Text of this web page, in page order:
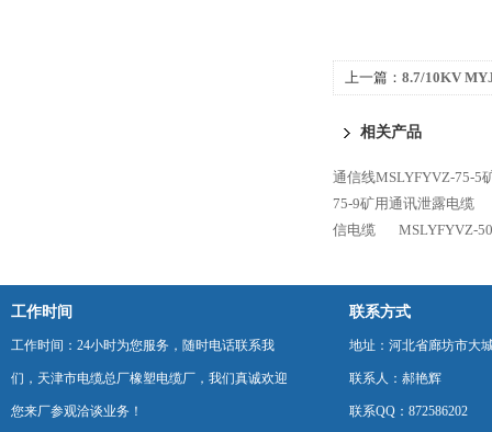
上一篇： 8.7/10KV
相关产品
通信线MSLYFYVZ-75-5
75-9矿用通讯泄露电缆
信电缆
MSLYFYVZ-
工作时间
工作时间：24小时为您服务，随时电话联系我
们，天津市电缆总厂橡塑电缆厂，我们真诚欢迎
您来厂参观洽谈业务！
联系方式
地址：河北省廊坊市大
联系人：郝艳辉
联系QQ：872586202